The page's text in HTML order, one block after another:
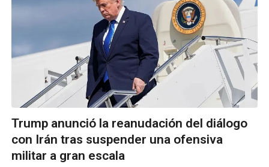
Trump anunció la reanudación del diálogo
con Irán tras suspender una ofensiva
militar a gran escala